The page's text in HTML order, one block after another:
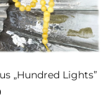
„Hundred Lights”